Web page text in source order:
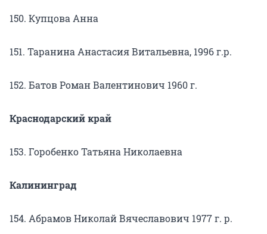
150. Купцова Анна
151. Таранина Анастасия Витальевна, 1996 г.р.
152. Батов Роман Валентинович 1960 г.
Краснодарский край
153. Горобенко Татьяна Николаевна
Калининград
154. Абрамов Николай Вячеславович 1977 г. р.